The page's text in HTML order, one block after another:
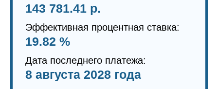
143 781.41 р.
Эффективная процентная ставка:
19.82 %
Дата последнего платежа:
8 августа 2028 года